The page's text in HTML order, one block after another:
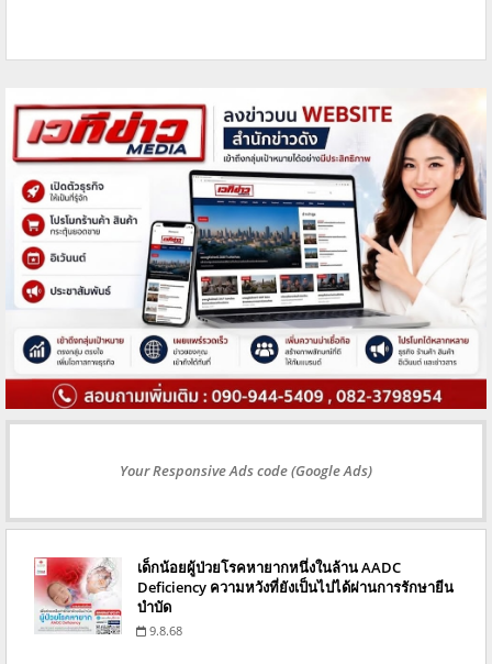
Your Responsive Ads code (Google Ads)
เด็กน้อยผู้ป่วยโรคหายากหนึ่งในล้าน AADC
Deficiency ความหวังที่ยังเป็นไปได้ผ่านการรักษายีน
บำบัด
9.8.68